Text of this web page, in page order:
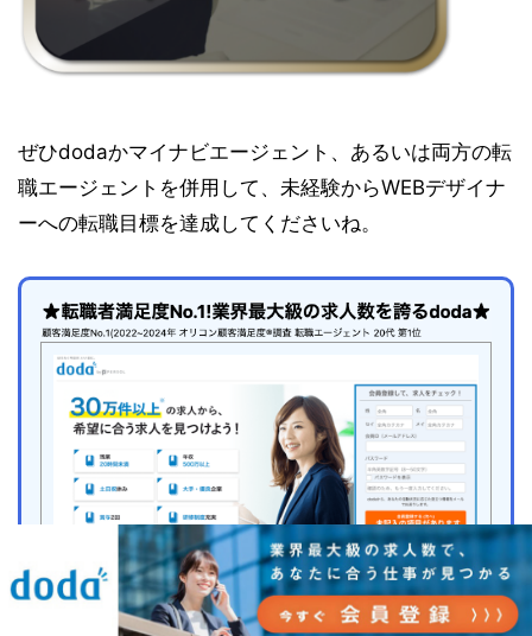
ぜひdodaかマイナビエージェント、あるいは両方の転
職エージェントを併用して、未経験からWEBデザイナ
ーへの転職目標を達成してくださいね。
全国の求人数約
300,000件(※2026